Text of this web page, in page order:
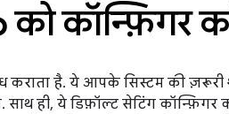
कॉन्फ़िगर
कराता है. ये आपके सिस्टम की ज़रूरी
साथ ही, ये डिफ़ॉल्ट सेटिंग